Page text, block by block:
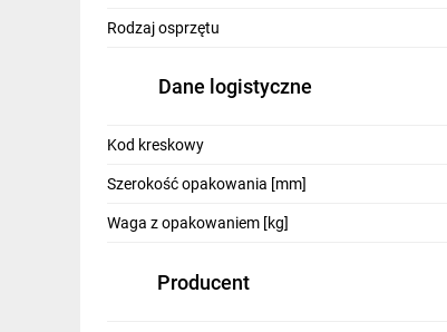
Smart home
Elektromobilność
Rodzaj osprzętu
Dane logistyczne
Kod kreskowy
Szerokość opakowania [mm]
Waga z opakowaniem [kg]
Producent